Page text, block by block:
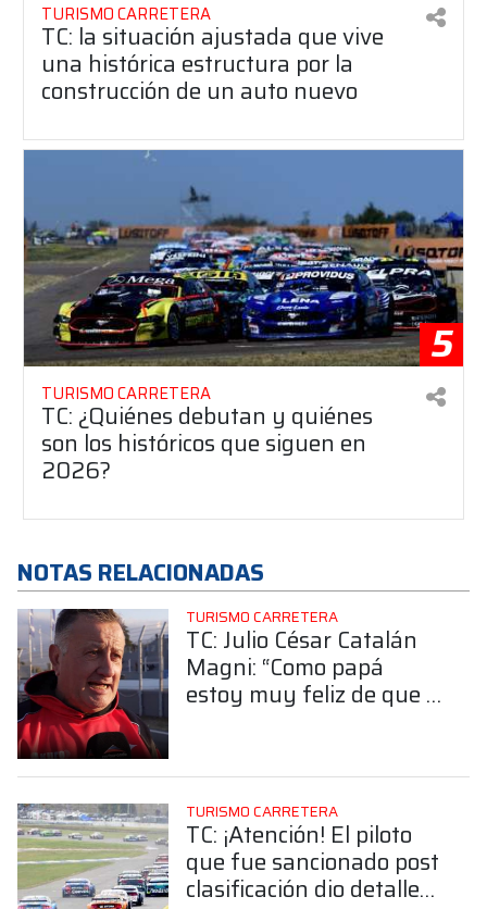
TURISMO CARRETERA
TC: la situación ajustada que vive
una histórica estructura por la
construcción de un auto nuevo
5
TURISMO CARRETERA
TC: ¿Quiénes debutan y quiénes
son los históricos que siguen en
2026?
NOTAS RELACIONADAS
TURISMO CARRETERA
TC: Julio César Catalán
Magni: “Como papá
estoy muy feliz de que a
TURISMO CARRETERA
TC: ¡Atención! El piloto
que fue sancionado post
clasificación dio detalles